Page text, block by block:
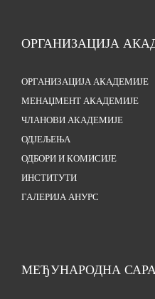
ОРГАНИЗАЦИЈА
ОРГАНИЗАЦИЈА АКАДЕМИЈЕ
МЕНАЏМЕНТ АКАДЕМИЈЕ
ЧЛАНОВИ АКАДЕМИЈЕ
ОДЈЕЉЕЊА
ОДБОРИ И КОМИСИЈЕ
ИНСТИТУТИ
ГАЛЕРИЈА АНУРС
МЕЂУНАРОДНА